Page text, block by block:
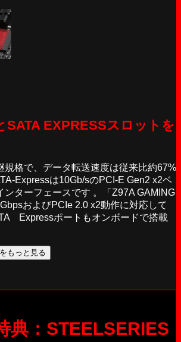
SATA EXPRESSスロットを
規格で、データ転送速度は従来比約67%
Expressは10Gb/sのPCI-E Gen2 x2ベ
ンターフェースです 。「Z97A GAMING
およびPCIe 2.0 x2動作に対応して
Expressポートもオンボードで搭載
もっと見る
典：STEELSERIES